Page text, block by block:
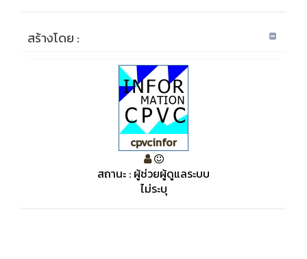
สร้างโดย :
cpvcinfor
สถานะ : ผู้ช่วยผู้ดูแลระบบ
ไม่ระบุ